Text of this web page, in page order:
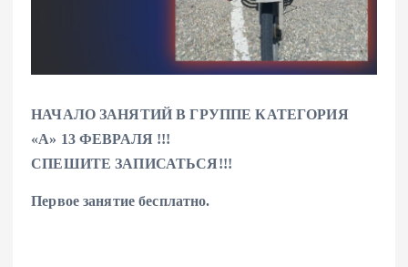
НАЧАЛО ЗАНЯТИЙ В ГРУППЕ КАТЕГОРИЯ
«А» 13 ФЕВРАЛЯ !!!
СПЕШИТЕ ЗАПИСАТЬСЯ!!!
Первое занятие бесплатно.